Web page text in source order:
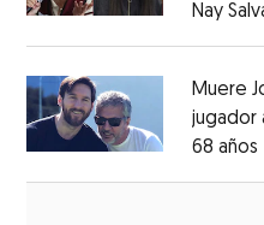
Nay
Muere
jugador
68 años